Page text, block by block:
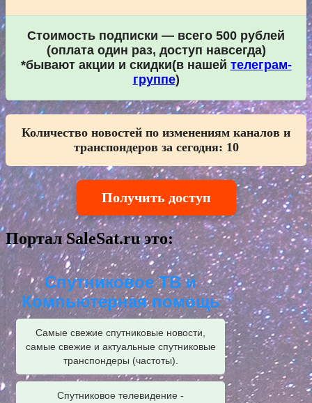
Стоимость подписки — всего 500 рублей
(оплата один раз, доступ навсегда)
*бывают акции и скидки(в нашей телеграм-
группе)
Количество новостей по изменениям каналов и
транспондеров за сегодня: 10
Получить доступ
Портал SaleSat.ru это:
Спутниковое ТВ и
Компьютерная помощь
Самые свежие спутниковые новости,
самые свежие и актуальные спутниковые
транспондеры (частоты).
Спутниковое телевидение -